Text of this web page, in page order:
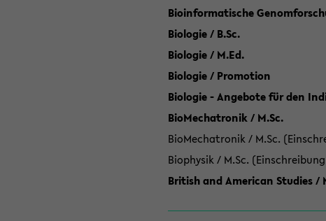
Bioinformatische
Biologie / B.Sc.
Biologie / M.Ed.
Biologie / Promotion
Biologie - Angebote für den
BioMechatronik / M.Sc.
BioMechatronik / M.Sc.
Biophysik / M.Sc.
British and American Studies /